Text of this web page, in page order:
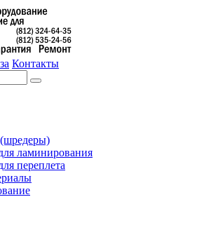
Контакты
ламинирования
переплета